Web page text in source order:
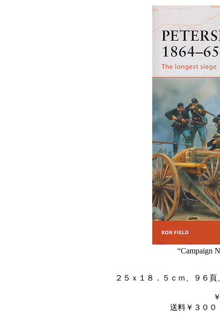
“Campaign
２５ｘ１８．５ｃｍ、９６
送料￥３００